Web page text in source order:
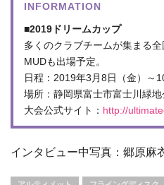
INFORMATION
■2019ドリームカップ
多くのクラブチームが集まる
MUDも出場予定。
日程：2019年3月8日（金）～
場所：静岡県富士市富士川緑地
大会公式サイト： http://
インタビュー中写真：郷原麻